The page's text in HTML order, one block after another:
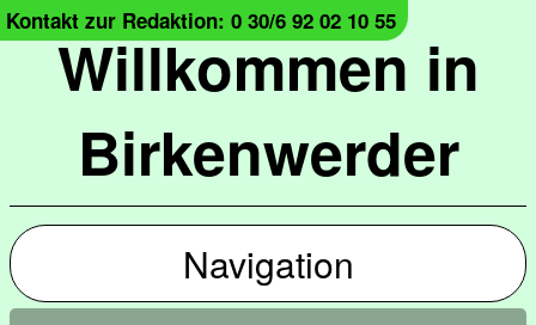
Willkommen in
Birkenwerder
Kontakt zur Redaktion: 0 30/6 92 02 10 55
Navigation